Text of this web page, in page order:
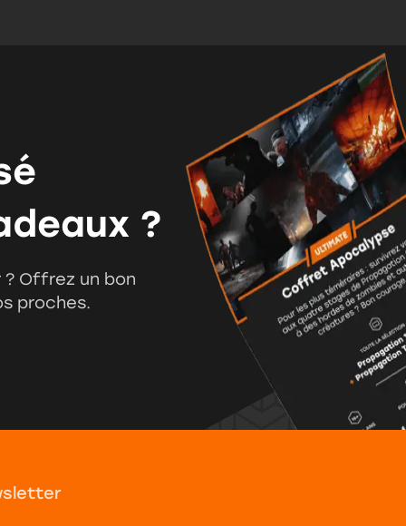
?
? Offrez un bon
proches.